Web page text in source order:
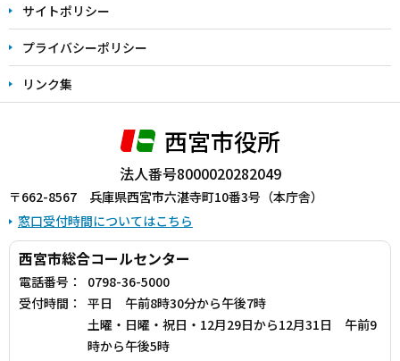
サイトポリシー
プライバシーポリシー
リンク集
西宮市役所
法人番号8000020282049
〒662-8567 兵庫県西宮市六湛寺町10番3号（本庁舎）
窓口受付時間についてはこちら
西宮市総合コールセンター
電話番号：
0798-36-5000
受付時間：
平日 午前8時30分から午後7時
土曜・日曜・祝日・12月29日から12月31日 午前9
時から午後5時